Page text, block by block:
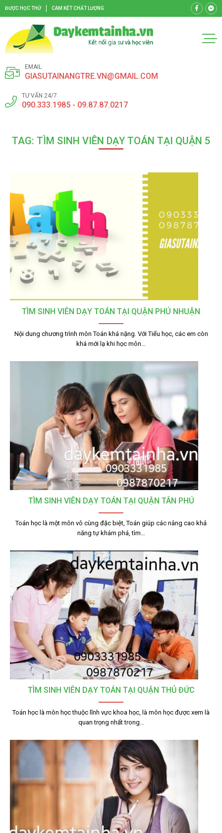
ĐƯỢC HỌC THỬ CAM KẾT CHẤT LƯỢNG
EMAIL
GIASUTAINANGTRE.VN@GMAIL.COM
TƯ VẤN 24/7
090.333.1985 - 09.87.87.0217
TAG: TÌM SINH VIÊN DẠY TOÁN TẠI QUẬN 5
TÌM SINH VIÊN DẠY TOÁN TẠI QUẬN PHÚ NHUẬN
Nội dung chương trình môn Toán khá nặng. Với Tiểu học, các em còn
khá mới lạ khi học môn…
TÌM SINH VIÊN DẠY TOÁN TẠI QUẬN TÂN PHÚ
Toán học là một môn vô cùng đặc biệt, Toán giúp các nâng cao khả
năng tự khám phá, tìm…
TÌM SINH VIÊN DẠY TOÁN TẠI QUẬN THỦ ĐỨC
Toán học là môn học thuộc lĩnh vực khoa học, là môn học được xem là
quan trọng nhất trong…